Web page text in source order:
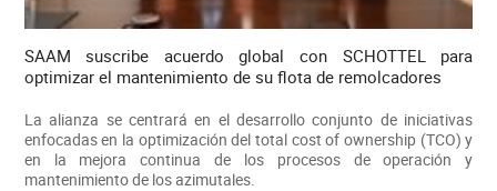
SAAM suscribe acuerdo global con SCHOTTEL para
optimizar el mantenimiento de su flota de remolcadores
La alianza se centrará en el desarrollo conjunto de iniciativas
enfocadas en la optimización del total cost of ownership (TCO) y
en la mejora continua de los procesos de operación y
mantenimiento de los azimutales.